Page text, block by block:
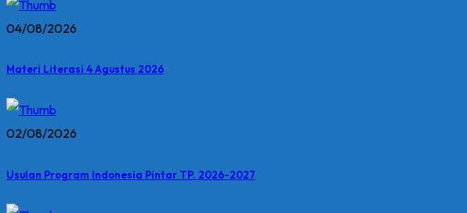
04/08/2026
Materi Literasi 4 Agustus 2026
02/08/2026
Usulan Program Indonesia Pintar TP. 2026-2027